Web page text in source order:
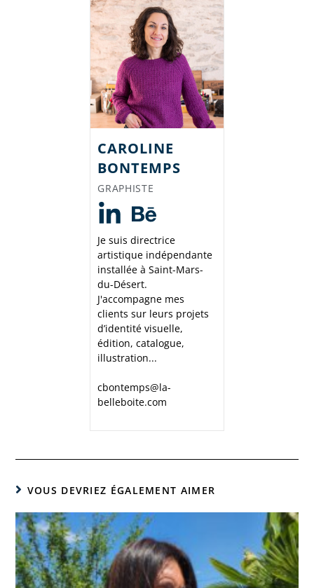
CAROLINE
BONTEMPS
GRAPHISTE
Je suis directrice
artistique indépendante
installée à Saint-Mars-
du-Désert.
J'accompagne mes
clients sur leurs projets
d’identité visuelle,
édition, catalogue,
illustration...
cbontemps@la-
belleboite.com
VOUS DEVRIEZ ÉGALEMENT AIMER